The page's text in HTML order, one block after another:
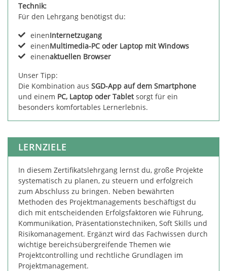
Technik:
Für den Lehrgang benötigst du:
einenInternetzugang
einenMultimedia-PC oder Laptop mit Windows
einenaktuellen Browser
Unser Tipp:
Die Kombination aus SGD-App auf dem Smartphone
und einem PC, Laptop oder Tabletsorgt für ein
besonders komfortables Lernerlebnis.
LERNZIELE
In diesem Zertifikatslehrgang lernst du, große Projekte
systematisch zu planen, zu steuern und erfolgreich
zum Abschluss zu bringen. Neben bewährten
Methoden des Projektmanagements beschäftigst du
dich mit entscheidenden Erfolgsfaktoren wie Führung,
Kommunikation, Präsentationstechniken, Soft Skills und
Risikomanagement. Ergänzt wird das Fachwissen durch
wichtige bereichsübergreifende Themen wie
Projektcontrolling und rechtliche Grundlagen im
Projektmanagement.